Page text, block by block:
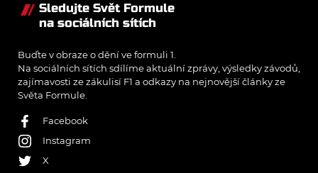
Sledujte Svět Formule
na sociálních sítích
Buďte v obraze o dění ve formuli 1.
Na sociálních sítích sdílíme aktuální zprávy, výsledky závodů,
zajímavosti ze zákulisí F1 a odkazy na nejnovější články ze
Světa Formule.
Facebook
Instagram
X